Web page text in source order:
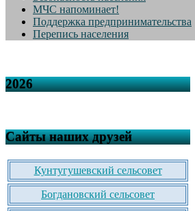
МЧС напоминает!
Поддержка предпринимательства
Перепись населения
2026
Сайты наших друзей
Кунтугушевский сельсовет
Богдановский сельсовет